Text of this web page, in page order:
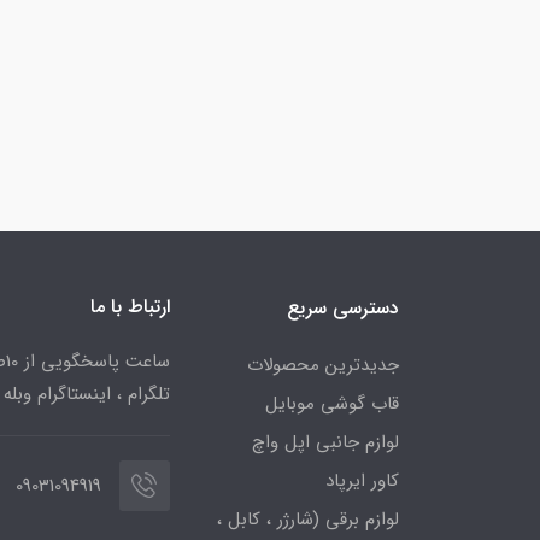
دسترسی سریع
جدیدترین محصولات
قاب گوشی موبایل
لوازم جانبی اپل واچ
کاور ایرپاد
لوازم برقی (شارژر ، کابل ،
ارتباط با ما
تلگرام ، اینستاگرام وبله
09031094919